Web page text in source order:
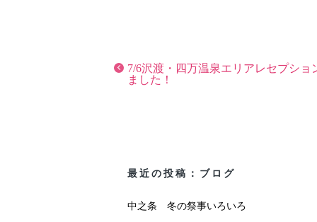
7/6沢渡・四万温泉エリアレセプショ
ました！
最近の投稿：ブログ
中之条 冬の祭事いろいろ